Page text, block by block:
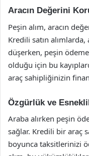
Aracın Değerini
Peşin alım, aracın
Kredili satın
düşerken, peşin
olduğu için bu
araç sahipliğinizin
Özgürlük ve
Araba alırken peşin
sağlar. Kredili bir araç
boyunca taksitlerinizi